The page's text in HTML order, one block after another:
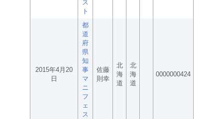
ス
ト
2015年4月20
日
都
道
府
県
知
事
マ
ニ
フ
ェ
ス
佐藤
則幸
北
海
道
北
海
道
0000000424